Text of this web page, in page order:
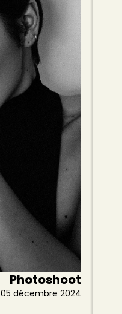
Photoshoot
05 décembre 2024